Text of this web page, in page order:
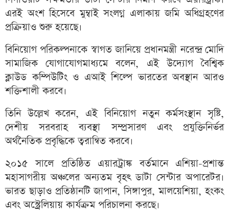
এরই অংশ হিসেবে মুম্বাই সংলগ্ন এলাকায় জমি অধিগ্রহণের
প্রক্রিয়াও শুরু হয়েছে।
বিনিয়োগ পরিকল্পনাকে স্বাগত জানিয়ে প্রধানমন্ত্রী নরেন্দ্র মোদি
সামাজিক যোগাযোগমাধ্যমে বলেন, এই উদ্যোগ বৈশ্বিক
ক্লাউড কম্পিউটিং ও এআই শিল্পে ভারতের অবস্থান আরও
শক্তিশালী করবে।
তিনি উল্লেখ করেন, এই বিনিয়োগ নতুন কর্মসংস্থান সৃষ্টি,
দেশীয় সরবরাহ ব্যবস্থা সম্প্রসারণ এবং প্রযুক্তিনির্ভর
অর্থনৈতিক প্রবৃদ্ধিকে ত্বরান্বিত করবে।
২০১৫ সালে প্রতিষ্ঠিত এয়ারট্রাঙ্ক বর্তমানে এশিয়া-প্রশান্ত
মহাসাগরীয় অঞ্চলের অন্যতম বৃহৎ ডাটা সেন্টার অপারেটর।
ভারত ছাড়াও প্রতিষ্ঠানটি জাপান, সিঙ্গাপুর, মালয়েশিয়া, হংকং
এবং অস্ট্রেলিয়ায় কার্যক্রম পরিচালনা করছে।